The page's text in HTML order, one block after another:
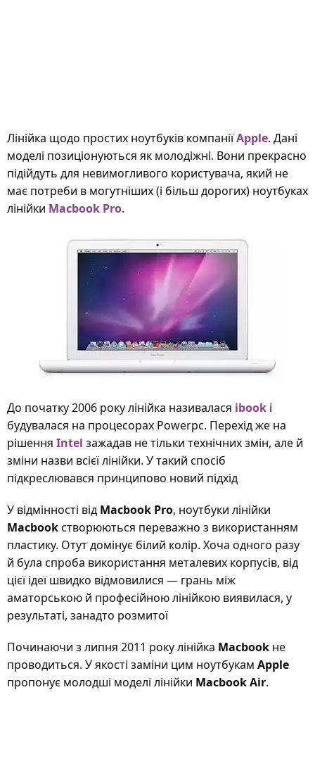
Лінійка щодо простих ноутбуків компаніїApple. Дані
моделі позиціонуються як молодіжні. Вони прекрасно
підійдуть для невимогливого користувача, який не
має потреби в могутніших (і більш дорогих) ноутбуках
лінійки Macbook Pro.
До початку 2006 року лінійка називалася ibook і
будувалася на процесорах Powerpc. Перехід же на
рішення Intel зажадав не тільки технічних змін, але й
зміни назви всієї лінійки. У такий спосіб
підкреслювався принципово новий підхід
У відмінності від Macbook Pro, ноутбуки лінійки
Macbookстворюються переважно з використанням
пластику. Отут домінує білий колір. Хоча одного разу
й була спроба використання металевих корпусів, від
цієї ідеї швидко відмовилися — грань між
аматорською й професійною лінійкою виявилася, у
результаті, занадто розмитої
Починаючи з липня 2011 року лінійка Macbook не
проводиться. У якості заміни цим ноутбукам Apple
пропонує молодші моделі лінійки Macbook Air.